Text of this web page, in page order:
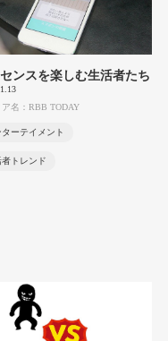
ンスを楽しむ生活者たち
ア名：RBB TODAY
ターテイメント
者トレンド